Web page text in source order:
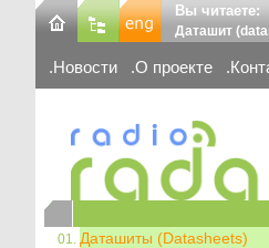
Вы читаете:
Даташит
Новости О проекте
Даташиты (Datasheets)